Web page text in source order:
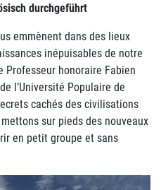
durchgeführt
emmènent dans des lieux
inépuisables de notre
Professeur honoraire Fabien
l’Université Populaire de
cachés des civilisations
sur pieds des nouveaux
en petit groupe et sans